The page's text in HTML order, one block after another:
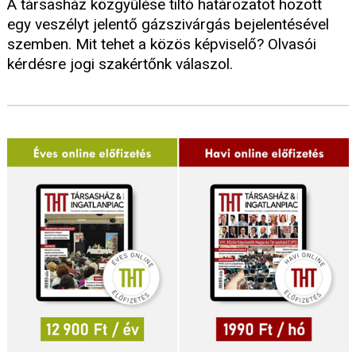
A társasház közgyűlése tiltó határozatot hozott
egy veszélyt jelentő gázszivárgás bejelentésével
szemben. Mit tehet a közös képviselő? Olvasói
kérdésre jogi szakértőnk válaszol.